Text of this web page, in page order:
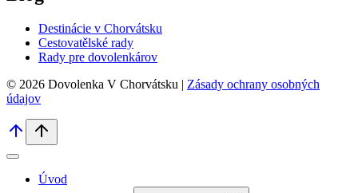
Destinácie v Chorvátsku
Cestovatělské rady
Rady pre dovolenkárov
© 2026 Dovolenka V Chorvátsku | Zásady ochrany osobných
údajov
Úvod